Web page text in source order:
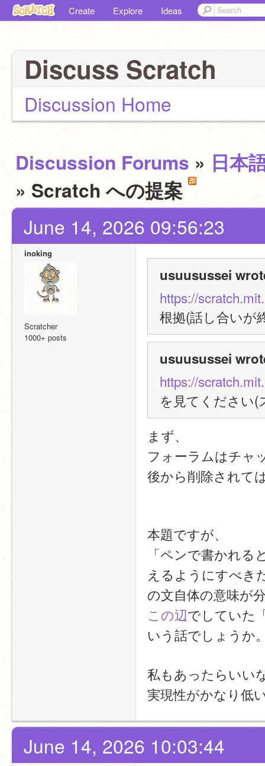
Create Explore Ideas
Discuss Scratch
Discussion Home
Discussion Forums » 日本
» Scratch への提案
June 14, 2026 09:56:23
inoking
Scratcher
1000+ posts
usuusussei
https://
根拠(話し合いが
usuusussei
https://
を見てください
まず、
フォーラムはチャ
後から削除されて
本題ですが、
「ペンで書かれ
えるようにすべき
の文自体の意味が
この辺でしていた
いう話でしょうか
私もあったらいい
実現性がかなり低
June 14, 2026 10:03:44